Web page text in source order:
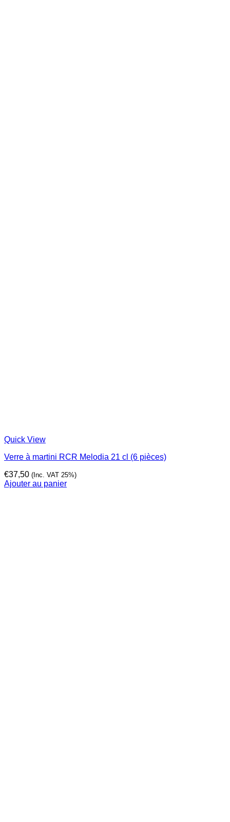
Quick View
Verre à martini RCR Melodia 21 cl (6 pièces)
€37,50 (Inc. VAT 25%)
Ajouter au panier